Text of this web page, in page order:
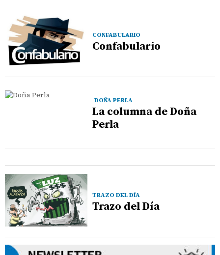
CONFABULARIO
Confabulario
DOÑA PERLA
La columna de Doña
Perla
TRAZO DEL DÍA
Trazo del Día